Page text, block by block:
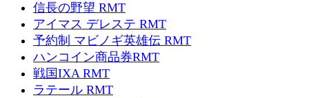
信長の野望 RMT
アイマス デレステ RMT
予約制 マビノギ英雄伝 RMT
ハンコイン商品券RMT
戦国IXA RMT
ラテール RMT